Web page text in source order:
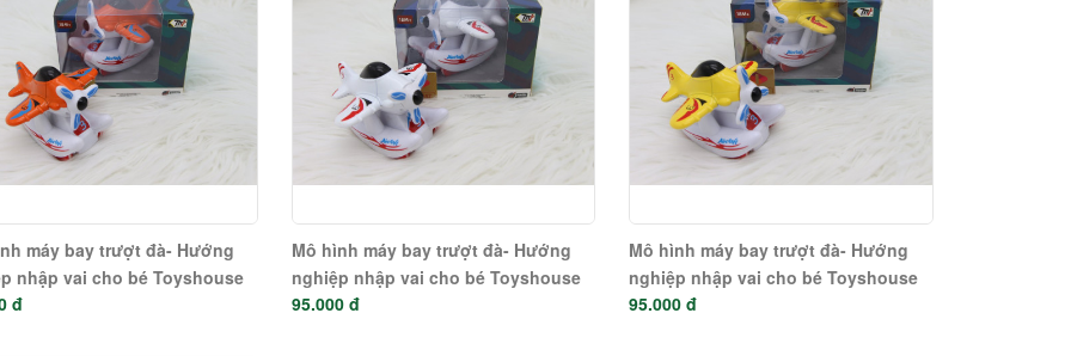
máy bay trượt đà- Hướng
nhập vai cho bé Toyshouse
0783-243-OG
đ
Mô hình máy bay trượt đà- Hướng
nghiệp nhập vai cho bé Toyshouse
chính hãng- 0783-243-W
95.000 đ
Mô hình máy bay trượt đà- Hướng
nghiệp nhập vai cho bé Toyshouse
chính hãng- 0783-243-Y
95.000 đ